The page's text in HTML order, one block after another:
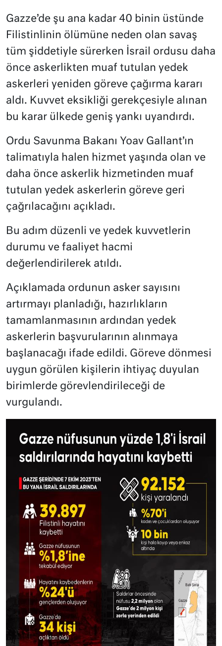
Gazze’de şu ana kadar 40 binin üstünde
Filistinlinin ölümüne neden olan savaş
tüm şiddetiyle sürerken İsrail ordusu daha
önce askerlikten muaf tutulan yedek
askerleri yeniden göreve çağırma kararı
aldı. Kuvvet eksikliği gerekçesiyle alınan
bu karar ülkede geniş yankı uyandırdı.
Ordu Savunma Bakanı Yoav Gallant’ın
talimatıyla halen hizmet yaşında olan ve
daha önce askerlik hizmetinden muaf
tutulan yedek askerlerin göreve geri
çağrılacağını açıkladı.
Bu adım düzenli ve yedek kuvvetlerin
durumu ve faaliyet hacmi
değerlendirilerek atıldı.
Açıklamada ordunun asker sayısını
artırmayı planladığı, hazırlıkların
tamamlanmasının ardından yedek
askerlerin başvurularının alınmaya
başlanacağı ifade edildi. Göreve dönmesi
uygun görülen kişilerin ihtiyaç duyulan
birimlerde görevlendirileceği de
vurgulandı.